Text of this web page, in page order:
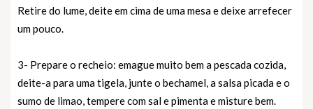
Retire do lume, deite em cima de uma mesa e deixe arrefecer
um pouco.
3- Prepare o recheio: emague muito bem a pescada cozida,
deite-a para uma tigela, junte o bechamel, a salsa picada e o
sumo de limao, tempere com sal e pimenta e misture bem.